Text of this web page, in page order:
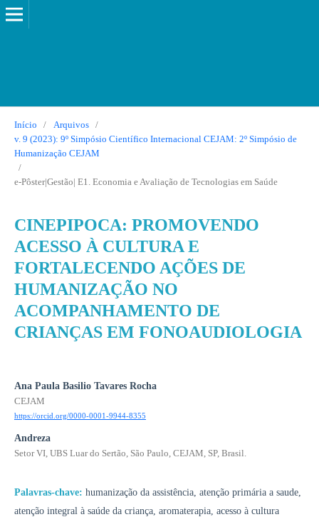
Início / Arquivos
/
v. 9 (2023): 9º Simpósio Científico Internacional CEJAM: 2º Simpósio de
Humanização CEJAM
/
e-Pôster|Gestão| E1. Economia e Avaliação de Tecnologias em Saúde
CINEPIPOCA: PROMOVENDO
ACESSO À CULTURA E
FORTALECENDO AÇÕES DE
HUMANIZAÇÃO NO
ACOMPANHAMENTO DE
CRIANÇAS EM FONOAUDIOLOGIA
Ana Paula Basilio Tavares Rocha
CEJAM
https://orcid.org/0000-0001-9944-8355
Andreza
Setor VI, UBS Luar do Sertão, São Paulo, CEJAM, SP, Brasil.
Palavras-chave: humanização da assistência, atenção primária a saude,
atenção integral à saúde da criança, aromaterapia, acesso à cultura